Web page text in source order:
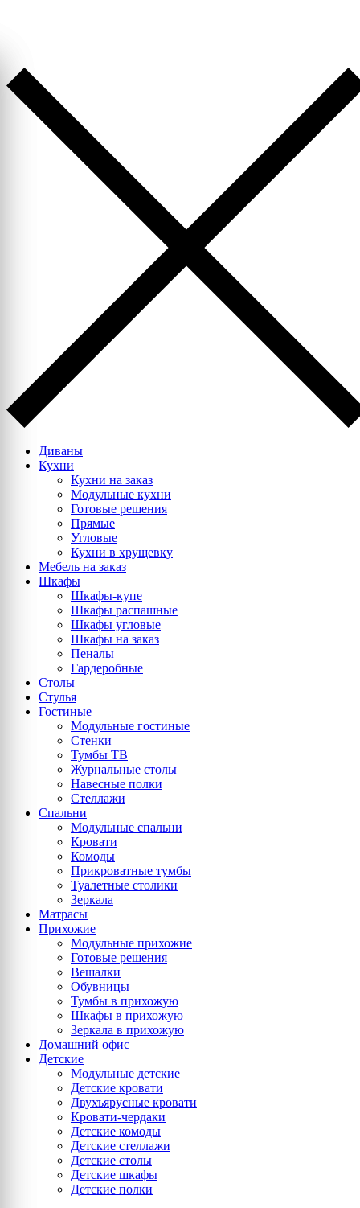
Диваны
Кухни
Кухни на заказ
Модульные кухни
Готовые решения
Прямые
Угловые
Кухни в хрущевку
Мебель на заказ
Шкафы
Шкафы-купе
Шкафы распашные
Шкафы угловые
Шкафы на заказ
Пеналы
Гардеробные
Столы
Стулья
Гостиные
Модульные гостиные
Стенки
Тумбы ТВ
Журнальные столы
Навесные полки
Стеллажи
Спальни
Модульные спальни
Кровати
Комоды
Прикроватные тумбы
Туалетные столики
Зеркала
Матрасы
Прихожие
Модульные прихожие
Готовые решения
Вешалки
Обувницы
Тумбы в прихожую
Шкафы в прихожую
Зеркала в прихожую
Домашний офис
Детские
Модульные детские
Детские кровати
Двухъярусные кровати
Кровати-чердаки
Детские комоды
Детские стеллажи
Детские столы
Детские шкафы
Детские полки